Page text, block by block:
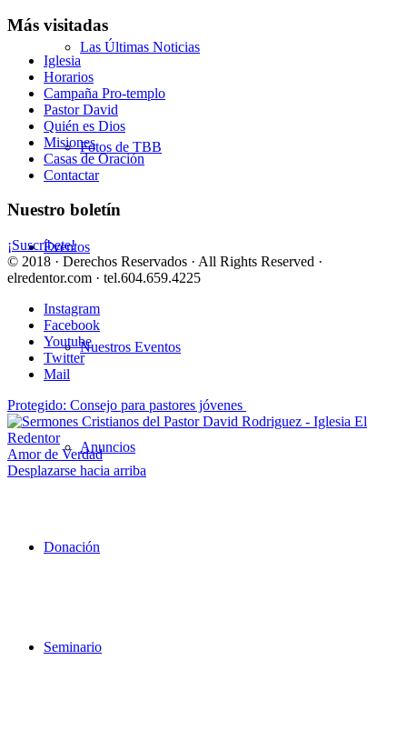
Las Últimas Noticias
Fotos de TBB
Eventos
Nuestros Eventos
Anuncios
Donación
Seminario
Más visitadas
Iglesia
Horarios
Campaña Pro-templo
Pastor David
Quién es Dios
Misiones
Casas de Oración
Contactar
Nuestro boletín
¡Suscríbete!
© 2018 · Derechos Reservados · All Rights Reserved ·
elredentor.com · tel.604.659.4225
Instagram
Facebook
Youtube
Twitter
Mail
Protegido: Consejo para pastores jóvenes
Amor de Verdad
Desplazarse hacia arriba